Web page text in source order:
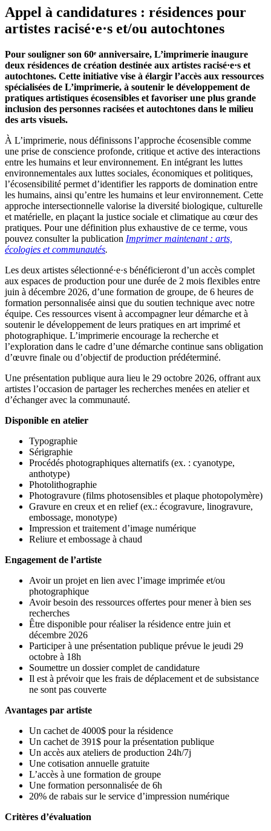
Appel à candidatures : résidences pour
artistes racisé·e·s et/ou autochtones
Pour souligner son 60ᵉ anniversaire, L’imprimerie inaugure
deux résidences de création destinée aux artistes racisé·e·s et
autochtones. Cette initiative vise à élargir l’accès aux ressources
spécialisées de L’imprimerie, à soutenir le développement de
pratiques artistiques écosensibles et favoriser une plus grande
inclusion des personnes racisées et autochtones dans le milieu
des arts visuels.
À L’imprimerie, nous définissons l’approche écosensible comme
une prise de conscience profonde, critique et active des interactions
entre les humains et leur environnement. En intégrant les luttes
environnementales aux luttes sociales, économiques et politiques,
l’écosensibilité permet d’identifier les rapports de domination entre
les humains, ainsi qu’entre les humains et leur environnement. Cette
approche intersectionnelle valorise la diversité biologique, culturelle
et matérielle, en plaçant la justice sociale et climatique au cœur des
pratiques. Pour une définition plus exhaustive de ce terme, vous
pouvez consulter la publication Imprimer maintenant : arts,
écologies et communautés.
Les deux artistes sélectionné·e·s bénéficieront d’un accès complet
aux espaces de production pour une durée de 2 mois flexibles entre
juin à décembre 2026, d’une formation de groupe, de 6 heures de
formation personnalisée ainsi que du soutien technique avec notre
équipe. Ces ressources visent à accompagner leur démarche et à
soutenir le développement de leurs pratiques en art imprimé et
photographique. L’imprimerie encourage la recherche et
l’exploration dans le cadre d’une démarche continue sans obligation
d’œuvre finale ou d’objectif de production prédéterminé.
Une présentation publique aura lieu le 29 octobre 2026, offrant aux
artistes l’occasion de partager les recherches menées en atelier et
d’échanger avec la communauté.
Disponible en atelier
Typographie
Sérigraphie
Procédés photographiques alternatifs (ex. : cyanotype,
anthotype)
Photolithographie
Photogravure (films photosensibles et plaque photopolymère)
Gravure en creux et en relief (ex.: écogravure, linogravure,
embossage, monotype)
Impression et traitement d’image numérique
Reliure et embossage à chaud
Engagement de l’artiste
Avoir un projet en lien avec l’image imprimée et/ou
photographique
Avoir besoin des ressources offertes pour mener à bien ses
recherches
Être disponible pour réaliser la résidence entre juin et
décembre 2026
Participer à une présentation publique prévue le jeudi 29
octobre à 18h
Soumettre un dossier complet de candidature
Il est à prévoir que les frais de déplacement et de subsistance
ne sont pas couverte
Avantages par artiste
Un cachet de 4000$ pour la résidence
Un cachet de 391$ pour la présentation publique
Un accès aux ateliers de production 24h/7j
Une cotisation annuelle gratuite
L’accès à une formation de groupe
Une formation personnalisée de 6h
20% de rabais sur le service d’impression numérique
Critères d’évaluation